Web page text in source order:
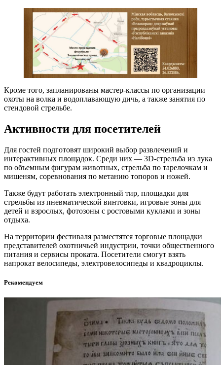
Кроме того, запланированы мастер-классы по организации
охоты на волка и водоплавающую дичь, а также занятия по
стендовой стрельбе.
Активности для посетителей
Для гостей подготовят широкий выбор развлечений и
интерактивных площадок. Среди них — 3D-стрельба из лука
по объемным фигурам животных, стрельба по тарелочкам и
мишеням, соревнования по метанию топоров и ножей.
Также будут работать электронный тир, площадки для
стрельбы из пневматической винтовки, игровые зоны для
детей и взрослых, фотозоны с ростовыми куклами и зоны
отдыха.
На территории фестиваля разместятся торговые площадки
представителей охотничьей индустрии, точки общественного
питания и сервисы проката. Посетители смогут взять
напрокат велосипеды, электровелосипеды и квадроциклы.
Рекомендуем